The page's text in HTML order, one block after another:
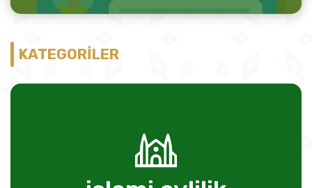
KATEGORİLER